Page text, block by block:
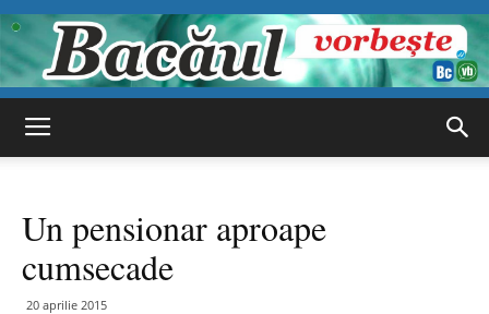
vorbește
Un pensionar aproape
cumsecade
20 aprilie 2015